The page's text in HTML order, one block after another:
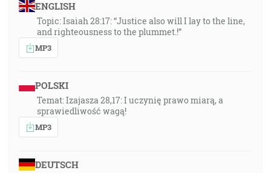
ENGLISH
Topic: Isaiah 28:17: “Justice also will I lay to the line,
and righteousness to the plummet.!”
MP3
POLSKI
Temat: Izajasza 28,17: I uczynię prawo miarą, a
sprawiedliwość wagą!
MP3
DEUTSCH